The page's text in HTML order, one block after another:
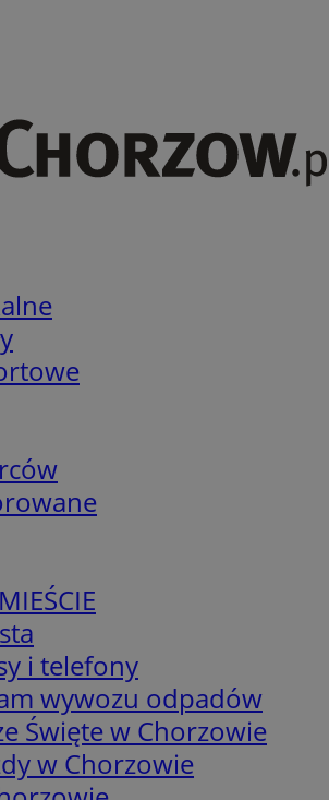
i telefony
wywozu odpadów
Święte w Chorzowie
w Chorzowie